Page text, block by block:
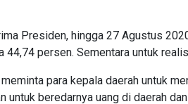
Presiden, hingga 27 Agustus
44,74 persen. Sementara untuk
para kepala daerah untuk
untuk beredarnya uang di daerah